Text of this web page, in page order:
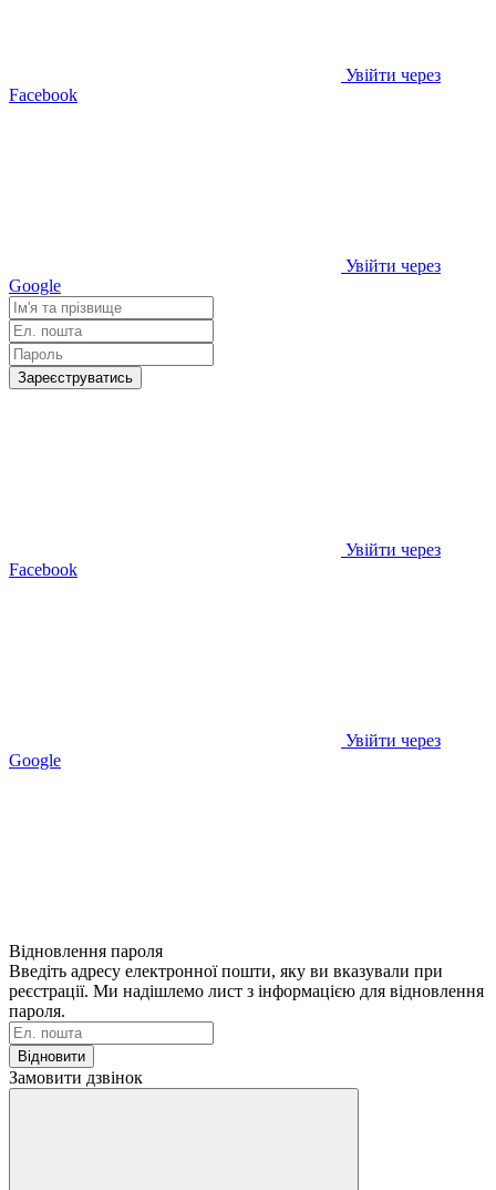
Увійти через
Facebook
Увійти через
Google
Зареєструватись
Увійти через
Facebook
Увійти через
Google
Відновлення пароля
Введіть адресу електронної пошти, яку ви вказували при
реєстрації. Ми надішлемо лист з інформацією для відновлення
пароля.
Відновити
Замовити дзвінок